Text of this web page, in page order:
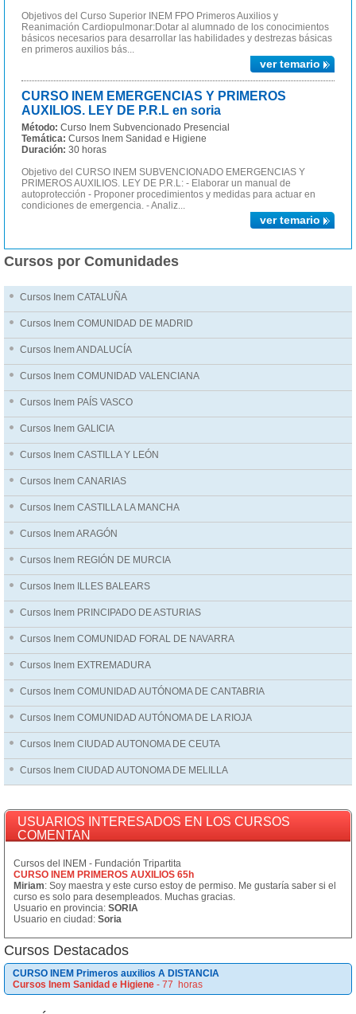
Objetivos del Curso Superior INEM FPO Primeros Auxilios y
Reanimación Cardiopulmonar:Dotar al alumnado de los conocimientos
básicos necesarios para desarrollar las habilidades y destrezas básicas
en primeros auxilios bás...
ver temario
CURSO INEM EMERGENCIAS Y PRIMEROS
AUXILIOS. LEY DE P.R.L en soria
Método: Curso Inem Subvencionado Presencial
Temática: Cursos Inem Sanidad e Higiene
Duración: 30 horas
Objetivo del CURSO INEM SUBVENCIONADO EMERGENCIAS Y
PRIMEROS AUXILIOS. LEY DE P.R.L: - Elaborar un manual de
autoprotección - Proponer procedimientos y medidas para actuar en
condiciones de emergencia. - Analiz...
ver temario
Cursos por Comunidades
Cursos Inem CATALUÑA
Cursos Inem COMUNIDAD DE MADRID
Cursos Inem ANDALUCÍA
Cursos Inem COMUNIDAD VALENCIANA
Cursos Inem PAÍS VASCO
Cursos Inem GALICIA
Cursos Inem CASTILLA Y LEÓN
Cursos Inem CANARIAS
Cursos Inem CASTILLA LA MANCHA
Cursos Inem ARAGÓN
Cursos Inem REGIÓN DE MURCIA
Cursos Inem ILLES BALEARS
Cursos Inem PRINCIPADO DE ASTURIAS
Cursos Inem COMUNIDAD FORAL DE NAVARRA
Cursos Inem EXTREMADURA
Cursos Inem COMUNIDAD AUTÓNOMA DE CANTABRIA
Cursos Inem COMUNIDAD AUTÓNOMA DE LA RIOJA
Cursos Inem CIUDAD AUTONOMA DE CEUTA
Cursos Inem CIUDAD AUTONOMA DE MELILLA
USUARIOS INTERESADOS EN LOS CURSOS
COMENTAN
Cursos del INEM - Fundación Tripartita
CURSO INEM PRIMEROS AUXILIOS 65h
Miriam: Soy maestra y este curso estoy de permiso. Me gustaría saber si el
curso es solo para desempleados. Muchas gracias.
Usuario en provincia: SORIA
Usuario en ciudad: Soria
Cursos Destacados
CURSO INEM Primeros auxilios A DISTANCIA
Cursos Inem Sanidad e Higiene - 77 horas